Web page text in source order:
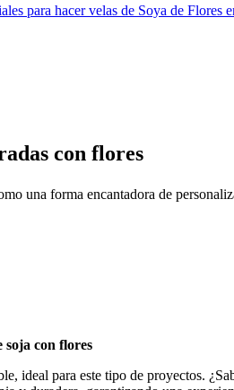
para hacer velas de Soya de Flores
con flores
una forma encantadora de
soja con flores
ideal para este tipo de proyectos.